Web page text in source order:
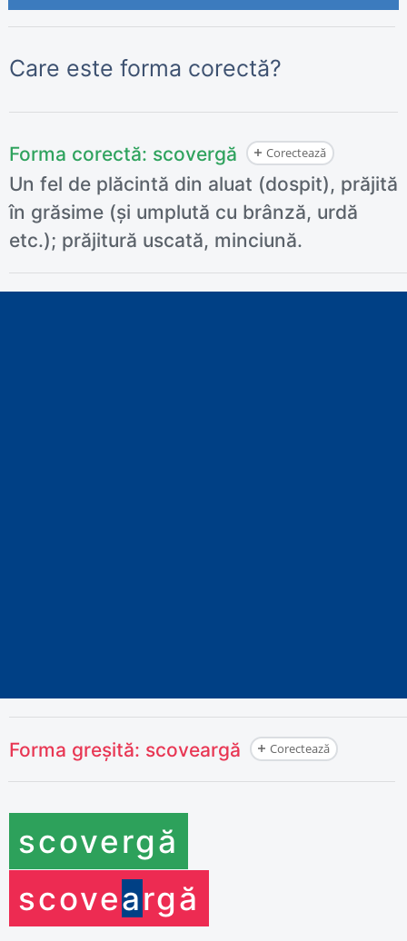
Care este forma corectă?
Forma corectă: scovergă Corectează
Un fel de plăcintă din aluat (dospit), prăjită
în grăsime (și umplută cu brânză, urdă
etc.); prăjitură uscată, minciună.
Forma greșită: scoveargă Corectează
scovergă
scoveargă